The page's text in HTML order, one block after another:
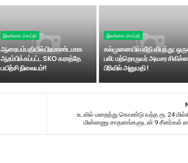
இலங்கை செய்தி
ஆரையம்பதியில் பிரமாண்டமாக
ஆரம்பிக்கப்பட்ட SKO கராத்தே
பயிற்சி நிலையம்!!
இலங்கை செய்தி
கல்முனையில் வீதி விபத்து:
பலி; மற்றொருவர் அவசர
பிரிவில் அனுமதி !
உடலில் மறைத்து கொண்டு வந்த ரூ. 24
மின்னணு சாதனங்களுடன் 9 சீனர்கள்